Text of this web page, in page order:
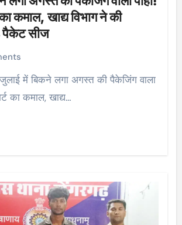
कमाल, खाद्य विभाग ने की
पैकेट सीज
का कमाल, खाद्य…